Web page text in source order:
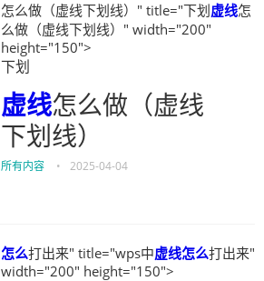
怎么做（虚线下划线）" title="下划虚线怎
么做（虚线下划线）" width="200"
height="150">
下划
虚线怎么做（虚线
下划线）
所有内容 • 2025-04-04
怎么打出来" title="wps中虚线怎么打出来"
width="200" height="150">